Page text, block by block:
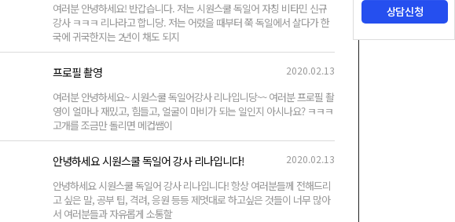
여러분 안녕하세요! 반갑습니다. 저는 시원스쿨 독일어 자칭 비타민 신규
강사 ㅋㅋㅋ 리나라고 합니당. 저는 어렸을 때부터 쭉 독일에서 살다가 한
국에 귀국한지는 2년이 채도 되지
프로필 촬영 2020.02.13
여러분 안녕하세요~ 시원스쿨 독일어강사 리나입니당~~ 여러분 프로필 촬
영이 얼마나 재밌고, 힘들고, 얼굴이 마비가 되는 일인지 아시나요? ㅋㅋㅋ
고개를 조금만 돌리면 메컵쌤이
안녕하세요 시원스쿨 독일어 강사 리나입니다! 2020.02.13
안녕하세요 시원스쿨 독일어 강사 리나입니다! 항상 여러분들께 전해드리
고 싶은 말, 공부 팁, 격려, 응원 등등 제멋대로 하고싶은 것들이 너무 많아
서 여러분들과 자유롭게 소통할
상담신청